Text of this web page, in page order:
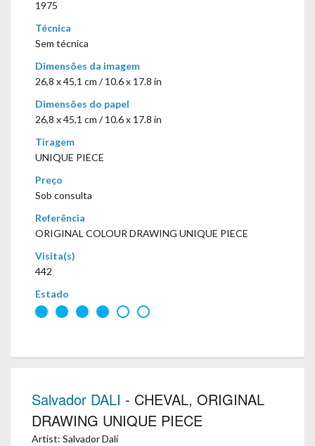
1975
Técnica
Sem técnica
Dimensões da imagem
26,8 x 45,1 cm / 10.6 x 17.8 in
Dimensões do papel
26,8 x 45,1 cm / 10.6 x 17.8 in
Tiragem
UNIQUE PIECE
Preço
Sob consulta
Referência
ORIGINAL COLOUR DRAWING UNIQUE PIECE
Visita(s)
442
Estado
Salvador DALI - CHEVAL, ORIGINAL
DRAWING UNIQUE PIECE
Artist: Salvador Dalí